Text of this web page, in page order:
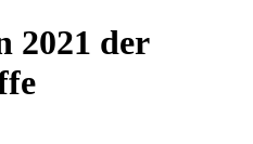
2021 der